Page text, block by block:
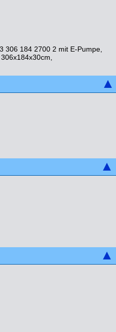
306 184 2700 2 mit E-Pumpe,